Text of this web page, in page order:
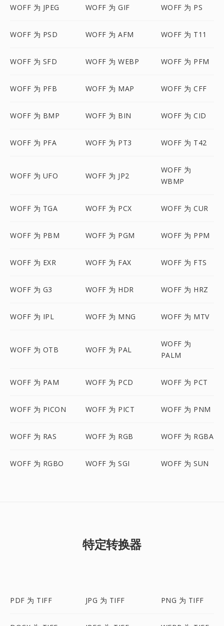
WOFF 为 JPEG WOFF 为 GIF WOFF 为 PS
WOFF 为 PSD WOFF 为 AFM WOFF 为 T11
WOFF 为 SFD WOFF 为 WEBP WOFF 为 PFM
WOFF 为 PFB WOFF 为 MAP WOFF 为 CFF
WOFF 为 BMP WOFF 为 BIN WOFF 为 CID
WOFF 为 PFA WOFF 为 PT3 WOFF 为 T42
WOFF 为 UFO WOFF 为 JP2
WOFF 为
WBMP
WOFF 为 TGA WOFF 为 PCX WOFF 为 CUR
WOFF 为 PBM WOFF 为 PGM WOFF 为 PPM
WOFF 为 EXR WOFF 为 FAX WOFF 为 FTS
WOFF 为 G3 WOFF 为 HDR WOFF 为 HRZ
WOFF 为 IPL WOFF 为 MNG WOFF 为 MTV
WOFF 为 OTB WOFF 为 PAL
WOFF 为
PALM
WOFF 为 PAM WOFF 为 PCD WOFF 为 PCT
WOFF 为 PICON WOFF 为 PICT WOFF 为 PNM
WOFF 为 RAS WOFF 为 RGB WOFF 为 RGBA
WOFF 为 RGBO WOFF 为 SGI WOFF 为 SUN
特定转换器
PDF 为 TIFF JPG 为 TIFF PNG 为 TIFF